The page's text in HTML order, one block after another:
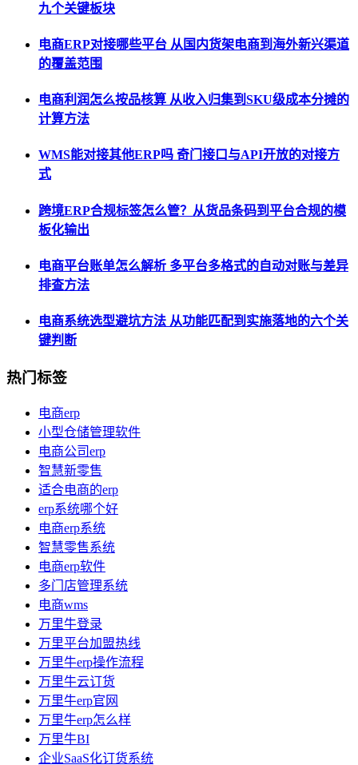
九个关键板块
电商ERP对接哪些平台 从国内货架电商到海外新兴渠道
的覆盖范围
电商利润怎么按品核算 从收入归集到SKU级成本分摊的
计算方法
WMS能对接其他ERP吗 奇门接口与API开放的对接方
式
跨境ERP合规标签怎么管？从货品条码到平台合规的模
板化输出
电商平台账单怎么解析 多平台多格式的自动对账与差异
排查方法
电商系统选型避坑方法 从功能匹配到实施落地的六个关
键判断
热门标签
电商erp
小型仓储管理软件
电商公司erp
智慧新零售
适合电商的erp
erp系统哪个好
电商erp系统
智慧零售系统
电商erp软件
多门店管理系统
电商wms
万里牛登录
万里平台加盟热线
万里牛erp操作流程
万里牛云订货
万里牛erp官网
万里牛erp怎么样
万里牛BI
企业SaaS化订货系统